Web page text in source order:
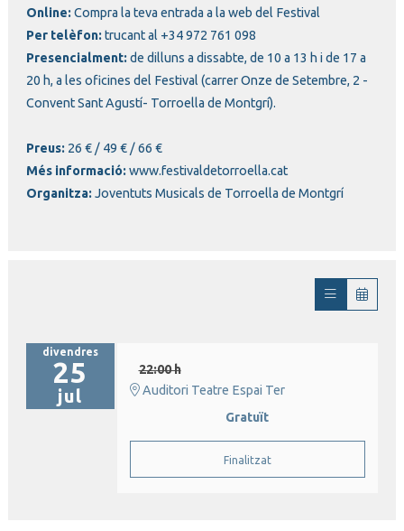
Online:Compra la teva entrada a la web del Festival
Per telèfon:trucant al +34 972 761 098
Presencialment:de dilluns a dissabte, de 10 a 13 h i de 17 a
20 h, a les oficines del Festival (carrer Onze de Setembre, 2 -
Convent Sant Agustí- Torroella de Montgrí).
Preus: 26 € / 49 € / 66 €
Més informació:www.festivaldetorroella.cat
Organitza:Joventuts Musicals de Torroella de Montgrí
divendres
25
jul
22:00 h
Auditori Teatre Espai Ter
Gratuït
Finalitzat